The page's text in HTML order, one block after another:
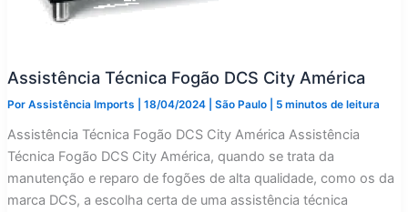
Assistência Técnica Fogão DCS City América
Por Assistência Imports 18/04/2024 São Paulo| 5 minutos de leitura
Assistência Técnica Fogão DCS City América Assistência
Técnica Fogão DCS City América, quando se trata da
manutenção e reparo de fogões de alta qualidade, como os da
marca DCS, a escolha certa de uma assistência técnica